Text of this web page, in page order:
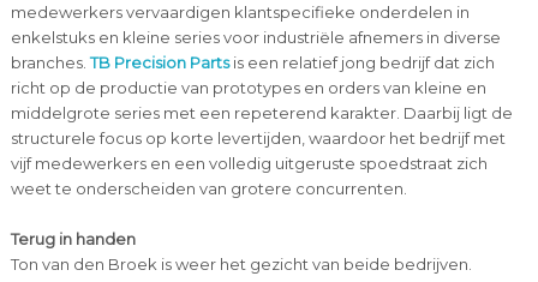
medewerkers vervaardigen klantspecifieke onderdelen in
enkelstuks en kleine series voor industriële afnemers in diverse
branches.TB Precision Partsis een relatief jong bedrijf dat zich
richt op de productie van prototypes en orders van kleine en
middelgrote series met een repeterend karakter. Daarbij ligt de
structurele focus op korte levertijden, waardoor het bedrijf met
vijf medewerkers en een volledig uitgeruste spoedstraat zich
weet te onderscheiden van grotere concurrenten.
Terug in handen
Ton van den Broek is weer het gezicht van beide bedrijven.